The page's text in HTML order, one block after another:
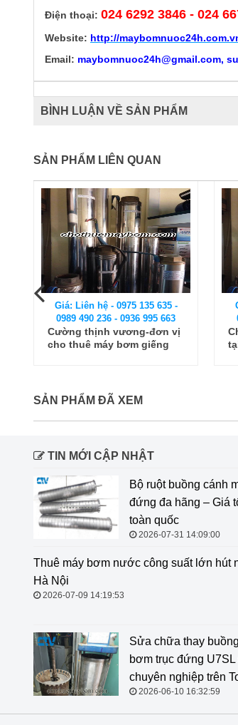
Điện thoại: 024 6292 3846 - 024
Website: http://
Email: maybomnuoc24h@gmail.com,
BÌNH LUẬN VỀ SẢN PHẨM
SẢN PHẨM LIÊN QUAN
Giá: Liên hệ - 0975 135 635 -
0989 490 236 - 0936 995 663
Cho thuê máy bơm hỏa tiễn
tại Lạng Sơn-chuyện bây
SẢN PHẨM ĐÃ XEM
TIN MỚI CẬP NHẬT
Bộ ruột buồng cánh
đứng đa hãng – Giá
toàn quốc
2026-07-31 14:09:00
Thuê máy bơm
Sửa chữa thay
bơm trục đứng
chuyên nghiệp trên
2026-06-10 16:32:59